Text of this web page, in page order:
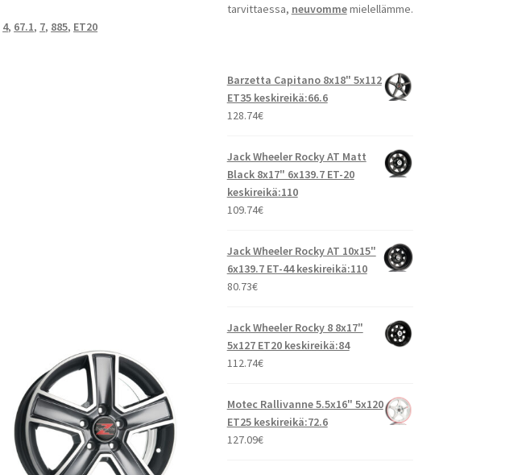
4, 67.1, 7, 885, ET20
tarvittaessa, neuvommemielellämme.
Barzetta Capitano 8x18" 5x112
ET35 keskireikä:66.6
128.74€
Jack Wheeler Rocky AT Matt
Black 8x17" 6x139.7 ET-20
keskireikä:110
109.74€
Jack Wheeler Rocky AT 10x15"
6x139.7 ET-44 keskireikä:110
80.73€
Jack Wheeler Rocky 8 8x17"
5x127 ET20 keskireikä:84
112.74€
Motec Rallivanne 5.5x16" 5x120
ET25 keskireikä:72.6
127.09€